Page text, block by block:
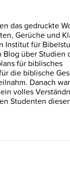
das gedruckte
Gerüche und
Institut für
Blog über Studien
für biblisches
die biblische
Danach
volles
Studenten